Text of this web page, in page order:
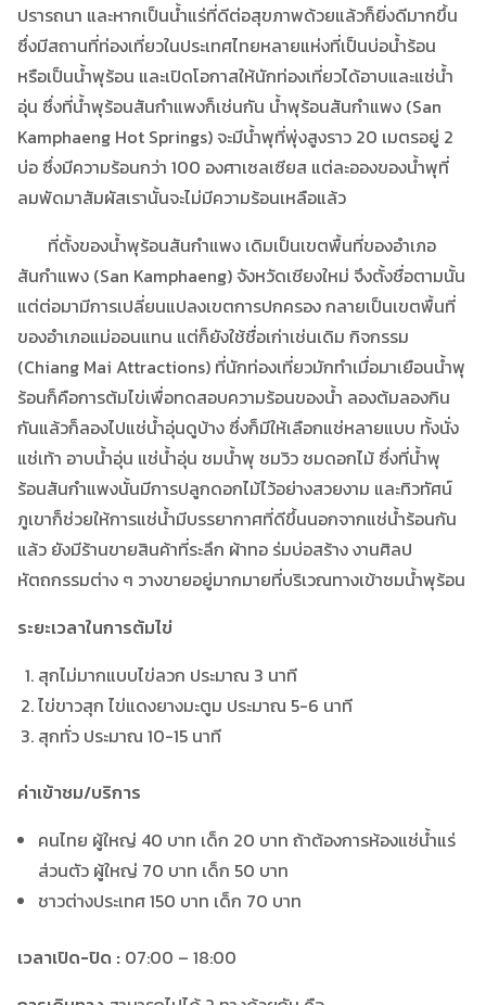
ปรารถนา และหากเป็นน้ำแร่ที่ดีต่อสุขภาพด้วยแล้วก็ยิ่งดีมากขึ้น
ซึ่งมีสถานที่ท่องเที่ยวในประเทศไทยหลายแห่งที่เป็นบ่อน้ำร้อน
หรือเป็นน้ำพุร้อน และเปิดโอกาสให้นักท่องเที่ยวได้อาบและแช่น้ำ
อุ่น ซึ่งที่น้ำพุร้อนสันกำแพงก็เช่นกัน น้ำพุร้อนสันกำแพง (San
Kamphaeng Hot Springs) จะมีน้ำพุที่พุ่งสูงราว 20 เมตรอยู่ 2
บ่อ ซึ่งมีความร้อนกว่า 100 องศาเซลเซียส แต่ละอองของน้ำพุที่
ลมพัดมาสัมผัสเรานั้นจะไม่มีความร้อนเหลือแล้ว
ที่ตั้งของน้ำพุร้อนสันกำแพง เดิมเป็นเขตพื้นที่ของอำเภอ
สันกำแพง (San Kamphaeng) จังหวัดเชียงใหม่ จึงตั้งชื่อตามนั้น
แต่ต่อมามีการเปลี่ยนแปลงเขตการปกครอง กลายเป็นเขตพื้นที่
ของอำเภอแม่ออนแทน แต่ก็ยังใช้ชื่อเก่าเช่นเดิม กิจกรรม
(Chiang Mai Attractions) ที่นักท่องเที่ยวมักทำเมื่อมาเยือนน้ำพุ
ร้อนก็คือการต้มไข่เพื่อทดสอบความร้อนของน้ำ ลองต้มลองกิน
กันแล้วก็ลองไปแช่น้ำอุ่นดูบ้าง ซึ่งก็มีให้เลือกแช่หลายแบบ ทั้งนั่ง
แช่เท้า อาบน้ำอุ่น แช่น้ำอุ่น ชมน้ำพุ ชมวิว ชมดอกไม้ ซึ่งที่น้ำพุ
ร้อนสันกำแพงนั้นมีการปลูกดอกไม้ไว้อย่างสวยงาม และทิวทัศน์
ภูเขาก็ช่วยให้การแช่น้ำมีบรรยากาศที่ดีขึ้นนอกจากแช่น้ำร้อนกัน
แล้ว ยังมีร้านขายสินค้าที่ระลึก ผ้าทอ ร่มบ่อสร้าง งานศิลป
หัตถกรรมต่าง ๆ วางขายอยู่มากมายที่บริเวณทางเข้าชมน้ำพุร้อน
ระยะเวลาในการต้มไข่
สุกไม่มากแบบไข่ลวก ประมาณ 3 นาที
ไข่ขาวสุก ไข่แดงยางมะตูม ประมาณ 5-6 นาที
สุกทั่ว ประมาณ 10-15 นาที
ค่าเข้าชม/บริการ
คนไทย ผู้ใหญ่ 40 บาท เด็ก 20 บาท ถ้าต้องการห้องแช่น้ำแร่
ส่วนตัว ผู้ใหญ่ 70 บาท เด็ก 50 บาท
ชาวต่างประเทศ 150 บาท เด็ก 70 บาท
เวลาเปิด-ปิด : 07:00 – 18:00